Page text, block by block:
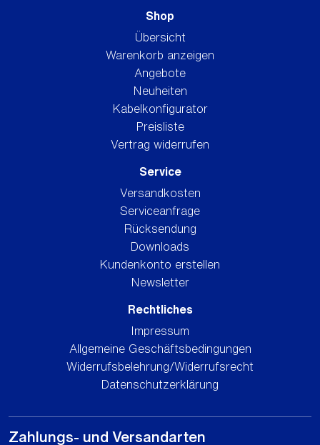
Shop
Übersicht
Warenkorb anzeigen
Angebote
Neuheiten
Kabelkonfigurator
Preisliste
Vertrag widerrufen
Service
Versandkosten
Serviceanfrage
Rücksendung
Downloads
Kundenkonto erstellen
Newsletter
Rechtliches
Impressum
Allgemeine Geschäftsbedingungen
Widerrufsbelehrung/Widerrufsrecht
Datenschutzerklärung
Zahlungs- und Versandarten